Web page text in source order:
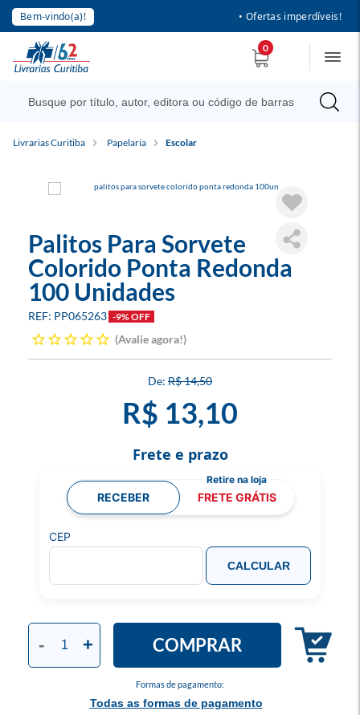
Bem-vindo(a)! • Ofertas imperdíveis!
0
Livrarias Curitiba Papelaria Escolar
Palitos Para Sorvete
Colorido Ponta Redonda
100 Unidades
PP065263 -9% OFF
Avalie agora!
R$ 14,50
R$ 13,10
Formas de pagamento:
Todas as formas de pagamento
- + COMPRAR
Frete e prazo
RECEBER FRETE GRÁTIS
CEP
CALCULAR